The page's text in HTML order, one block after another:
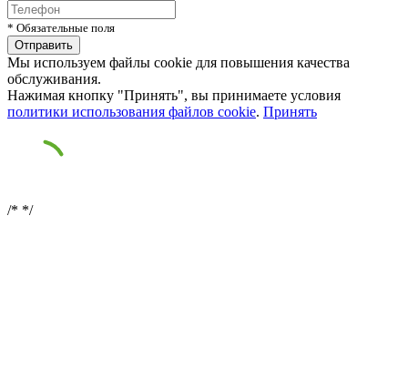
* Обязательные поля
Мы используем файлы cookie для повышения качества
обслуживания.
Нажимая кнопку "Принять", вы принимаете условия
политики использования файлов cookie. Принять
/* */